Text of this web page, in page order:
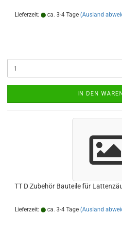
Lieferzeit: ca. 3-4 Tage (Ausland
IN DEN
TT D Zubehör Bauteile für
Lieferzeit: ca. 3-4 Tage (Ausland